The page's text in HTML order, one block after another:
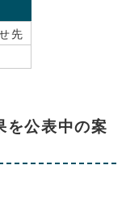
先
を公表中の案